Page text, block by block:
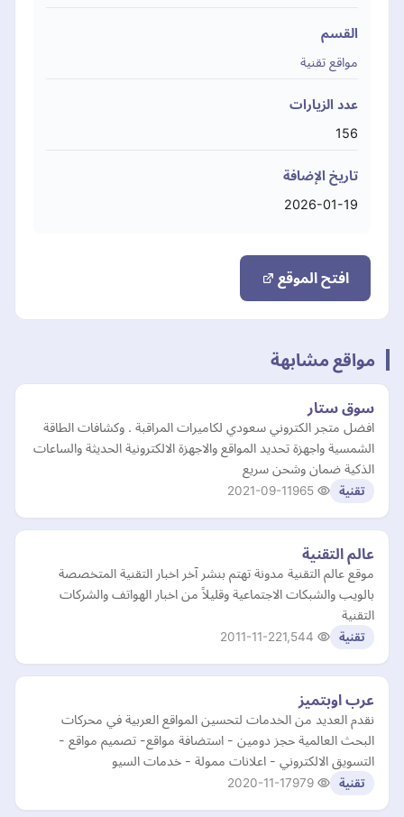
القسم
مواقع تقنية
عدد الزيارات
156
تاريخ الإضافة
2026-01-19
افتح الموقع
مواقع مشابهة
سوق ستار
افضل متجر الكتروني سعودي لكاميرات المراقبة . وكشافات الطاقة
الشمسية واجهزة تحديد المواقع والاجهزة الالكترونية الحديثة والساعات
الذكية ضمان وشحن سريع
تقنية 2021-09-11
عالم التقنية
موقع عالم التقنية مدونة تهتم بنشر آخر اخبار التقنية المتخصصة
بالويب والشبكات الاجتماعية وقليلاً من اخبار الهواتف والشركات
التقنية
تقنية 2011-11-22
عرب اوبتميز
نقدم العديد من الخدمات لتحسين المواقع العربية في محركات
البحث العالمية حجز دومين - استضافة مواقع- تصميم مواقع -
التسويق الالكتروني - اعلانات ممولة - خدمات السيو
تقنية 2020-11-17